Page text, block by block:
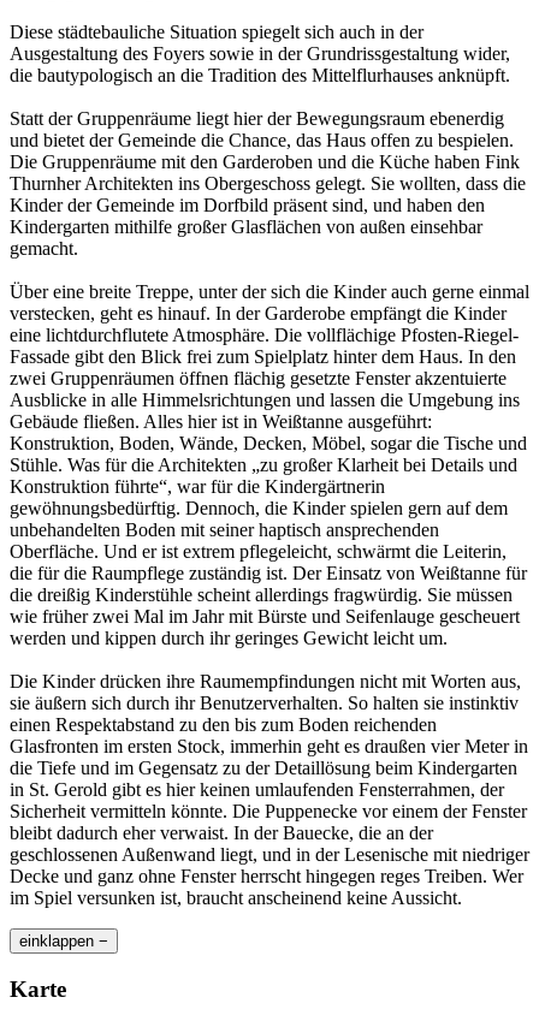
Diese städtebauliche Situation spiegelt sich auch in der
Ausgestaltung des Foyers sowie in der Grundrissgestaltung wider,
die bautypologisch an die Tradition des Mittelflurhauses anknüpft.
Statt der Gruppenräume liegt hier der Bewegungsraum ebenerdig
und bietet der Gemeinde die Chance, das Haus offen zu bespielen.
Die Gruppenräume mit den Garderoben und die Küche haben Fink
Thurnher Architekten ins Obergeschoss gelegt. Sie wollten, dass die
Kinder der Gemeinde im Dorfbild präsent sind, und haben den
Kindergarten mithilfe großer Glasflächen von außen einsehbar
gemacht.
Über eine breite Treppe, unter der sich die Kinder auch gerne einmal
verstecken, geht es hinauf. In der Garderobe empfängt die Kinder
eine lichtdurchflutete Atmosphäre. Die vollflächige Pfosten-Riegel-
Fassade gibt den Blick frei zum Spielplatz hinter dem Haus. In den
zwei Gruppenräumen öffnen flächig gesetzte Fenster akzentuierte
Ausblicke in alle Himmelsrichtungen und lassen die Umgebung ins
Gebäude fließen. Alles hier ist in Weißtanne ausgeführt:
Konstruktion, Boden, Wände, Decken, Möbel, sogar die Tische und
Stühle. Was für die Architekten „zu großer Klarheit bei Details und
Konstruktion führte“, war für die Kindergärtnerin
gewöhnungsbedürftig. Dennoch, die Kinder spielen gern auf dem
unbehandelten Boden mit seiner haptisch ansprechenden
Oberfläche. Und er ist extrem pflegeleicht, schwärmt die Leiterin,
die für die Raumpflege zuständig ist. Der Einsatz von Weißtanne für
die dreißig Kinderstühle scheint allerdings fragwürdig. Sie müssen
wie früher zwei Mal im Jahr mit Bürste und Seifenlauge gescheuert
werden und kippen durch ihr geringes Gewicht leicht um.
Die Kinder drücken ihre Raumempfindungen nicht mit Worten aus,
sie äußern sich durch ihr Benutzerverhalten. So halten sie instinktiv
einen Respektabstand zu den bis zum Boden reichenden
Glasfronten im ersten Stock, immerhin geht es draußen vier Meter in
die Tiefe und im Gegensatz zu der Detaillösung beim Kindergarten
in St. Gerold gibt es hier keinen umlaufenden Fensterrahmen, der
Sicherheit vermitteln könnte. Die Puppenecke vor einem der Fenster
bleibt dadurch eher verwaist. In der Bauecke, die an der
geschlossenen Außenwand liegt, und in der Lesenische mit niedriger
Decke und ganz ohne Fenster herrscht hingegen reges Treiben. Wer
im Spiel versunken ist, braucht anscheinend keine Aussicht.
einklappen −
Karte